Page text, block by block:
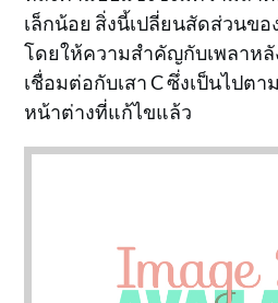
เล็กน้อย สิ่งนี้เปลี่ยนสัดส่วนข
โดยให้ความสำคัญกับเพลาห
เชื่อมต่อกับเสา C ซึ่งเป็นไปต
หน้าต่างที่แก้ไขแล้ว